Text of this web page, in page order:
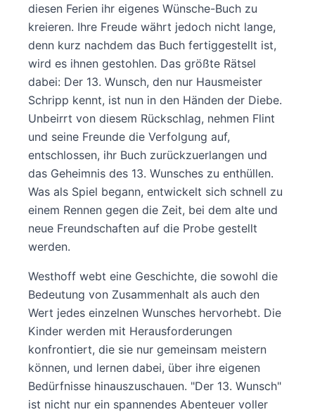
diesen Ferien ihr eigenes Wünsche-Buch zu
kreieren. Ihre Freude währt jedoch nicht lange,
denn kurz nachdem das Buch fertiggestellt ist,
wird es ihnen gestohlen. Das größte Rätsel
dabei: Der 13. Wunsch, den nur Hausmeister
Schripp kennt, ist nun in den Händen der Diebe.
Unbeirrt von diesem Rückschlag, nehmen Flint
und seine Freunde die Verfolgung auf,
entschlossen, ihr Buch zurückzuerlangen und
das Geheimnis des 13. Wunsches zu enthüllen.
Was als Spiel begann, entwickelt sich schnell zu
einem Rennen gegen die Zeit, bei dem alte und
neue Freundschaften auf die Probe gestellt
werden.
Westhoff webt eine Geschichte, die sowohl die
Bedeutung von Zusammenhalt als auch den
Wert jedes einzelnen Wunsches hervorhebt. Die
Kinder werden mit Herausforderungen
konfrontiert, die sie nur gemeinsam meistern
können, und lernen dabei, über ihre eigenen
Bedürfnisse hinauszuschauen. "Der 13. Wunsch"
ist nicht nur ein spannendes Abenteuer voller